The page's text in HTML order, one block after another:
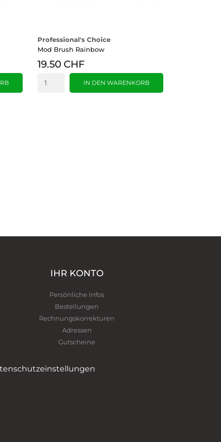
Professional's Choice
Mod Brush Rainbow
19.50 CHF
IN DEN WARENKORB
IHR KONTO
Persönliche Infos
Bestellungen
Rechnungskorrekturen
Adressen
Gutscheine